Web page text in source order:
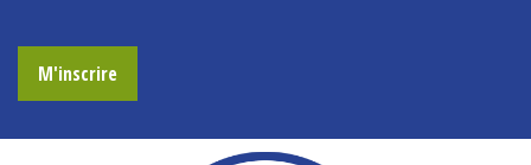
M'inscrire